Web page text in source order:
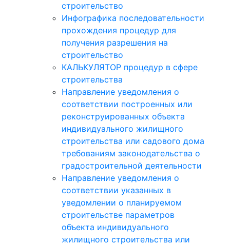
строительство
Инфографика последовательности
прохождения процедур для
получения разрешения на
строительство
КАЛЬКУЛЯТОР процедур в сфере
строительства
Направление уведомления о
соответствии построенных или
реконструированных объекта
индивидуального жилищного
строительства или садового дома
требованиям законодательства о
градостроительной деятельности
Направление уведомления о
соответствии указанных в
уведомлении о планируемом
строительстве параметров
объекта индивидуального
жилищного строительства или